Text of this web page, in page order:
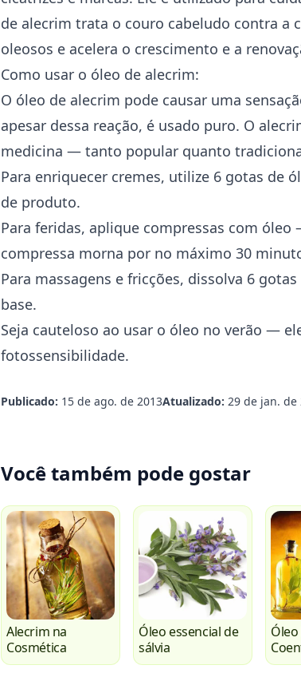
de alecrim trata o couro cabeludo contra a
oleosos e acelera o crescimento e a
Como usar o óleo de alecrim:
O óleo de alecrim pode causar uma
apesar dessa reação, é usado puro. O
medicina — tanto popular quanto
Para enriquecer cremes, utilize 6 gotas de
de produto.
Para feridas, aplique compressas com
compressa morna por no máximo 30
Para massagens e fricções, dissolva 6
base.
Seja cauteloso ao usar o óleo no verão —
fotossensibilidade.
Publicado: 15 de ago. de 2013Atualizado: 29 de jan. de
Você também pode gostar
Alecrim na
Cosmética
Óleo essencial de
sálvia
Óleo